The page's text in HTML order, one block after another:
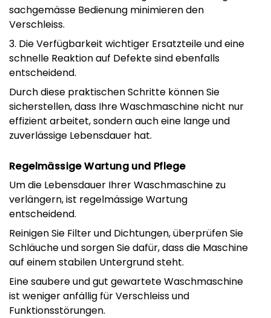
sachgemässe Bedienung minimieren den
Verschleiss.
3. Die Verfügbarkeit wichtiger Ersatzteile und eine
schnelle Reaktion auf Defekte sind ebenfalls
entscheidend.
Durch diese praktischen Schritte können Sie
sicherstellen, dass Ihre Waschmaschine nicht nur
effizient arbeitet, sondern auch eine lange und
zuverlässige Lebensdauer hat.
Regelmässige Wartung und Pflege
Um die Lebensdauer Ihrer Waschmaschine zu
verlängern, ist regelmässige Wartung
entscheidend.
Reinigen Sie Filter und Dichtungen, überprüfen Sie
Schläuche und sorgen Sie dafür, dass die Maschine
auf einem stabilen Untergrund steht.
Eine saubere und gut gewartete Waschmaschine
ist weniger anfällig für Verschleiss und
Funktionsstörungen.